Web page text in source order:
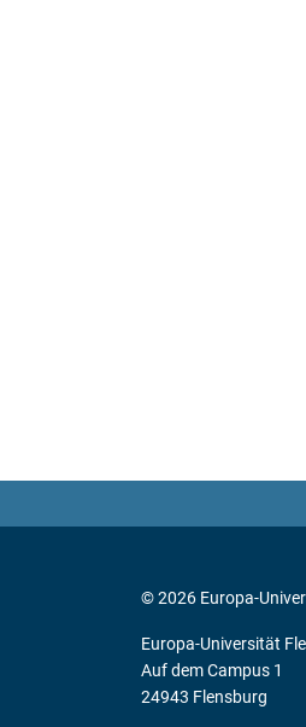
© 2026 Europa-
Europa-Universität
Auf dem Campus 1
24943 Flensburg